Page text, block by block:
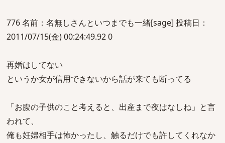
776 名前：名無しさんといつまでも一緒[sage] 投稿日：
2011/07/15(金) 00:24:49.92 0
再婚はしてない
というか女が信用できないから話が来ても断ってる
「お腹の子供のこと考えると、出産まで夜はなしね」と言
われて、
俺も妊婦相手は怖かったし、触るだけでも許してくれなか